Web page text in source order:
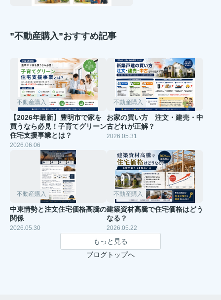
”不動産購入”おすすめ記事
不動産購入
【2026年最新】豊明市で家を
買うなら必見！子育てグリーン
住宅支援事業とは？
2026.06.06
不動産購入
お家の買い方 注文・建売・中
古どれが正解？
2026.05.31
不動産購入
中東情勢と注文住宅価格高騰の
関係
2026.05.30
不動産購入
建築資材高騰で住宅価格はどう
なる？
2026.05.22
もっと見る
ブログトップへ